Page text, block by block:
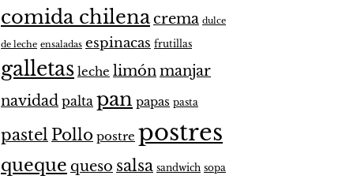
comida chilenacrema dulce
de leche ensaladas espinacas frutillas
galletas leche limónmanjar
navidad palta pan papas pasta
pastel Pollo postre postres
queque queso salsa sandwich sopa